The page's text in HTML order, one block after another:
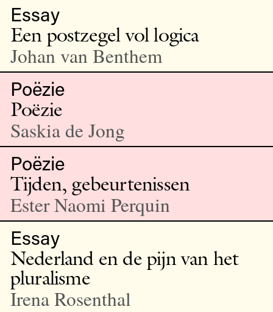
Essay
Een postzegel vol logica
Johan van Benthem
Poëzie
Poëzie
Saskia de Jong
Poëzie
Tijden, gebeurtenissen
Ester Naomi Perquin
Essay
Nederland en de pijn van het
pluralisme
Irena Rosenthal